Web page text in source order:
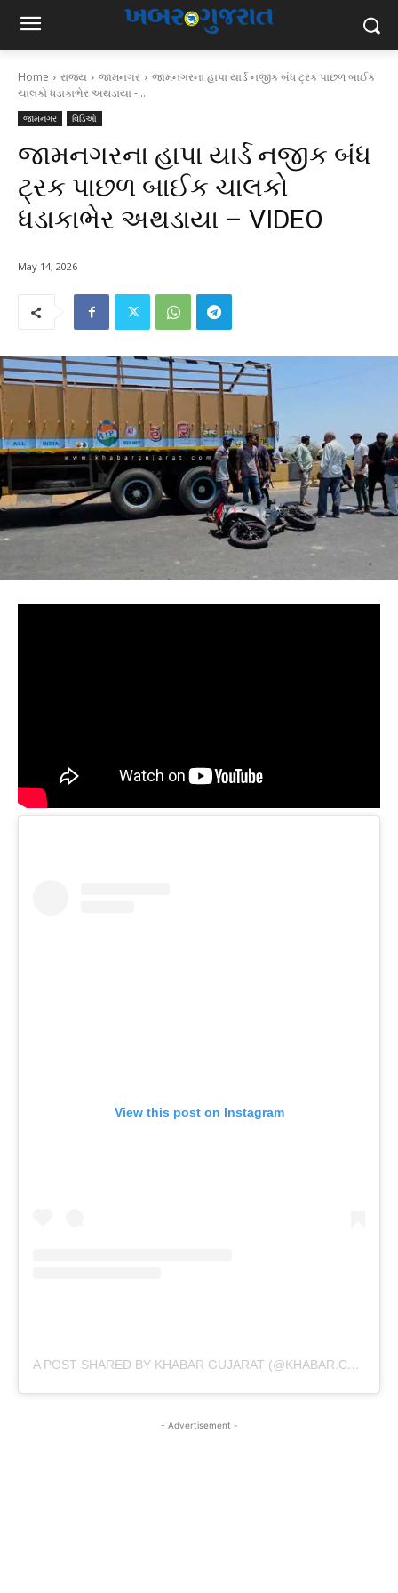
Home રાજ્ય જામનગર
જામનગરના હાપા યાર્ડ નજીક બંધ ટ્રક પાછળ બાઈક
ચાલકો ધડાકાભેર અથડાયા -...
જામનગર વિડિઓ
જામનગરના હાપા યાર્ડ નજીક બંધ
ટ્રક પાછળ બાઈક ચાલકો
ધડાકાભેર અથડાયા – VIDEO
May 14, 2026
View this post on Instagram
A POST SHARED BY KHABAR GUJARAT (@KHABAR.COMMUNICATION)
- Advertisement -